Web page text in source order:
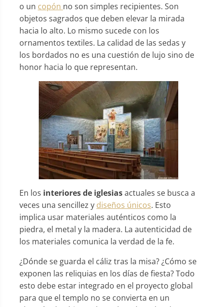
o un copón no son simples recipientes. Son
objetos sagrados que deben elevar la mirada
hacia lo alto. Lo mismo sucede con los
ornamentos textiles. La calidad de las sedas y
los bordados no es una cuestión de lujo sino de
honor hacia lo que representan.
En los interiores de iglesiasactuales se busca a
veces una sencillez y diseños únicos. Esto
implica usar materiales auténticos como la
piedra, el metal y la madera. La autenticidad de
los materiales comunica la verdad de la fe.
¿Dónde se guarda el cáliz tras la misa? ¿Cómo se
exponen las reliquias en los días de fiesta? Todo
esto debe estar integrado en el proyecto global
para que el templo no se convierta en un